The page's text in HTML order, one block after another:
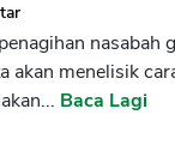
nasabah
akan menelisik
Baca Lagi